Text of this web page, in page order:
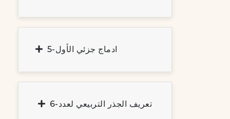
5-ادماج جزئي الأول
6-تعريف الجذر التربيعي لعدد